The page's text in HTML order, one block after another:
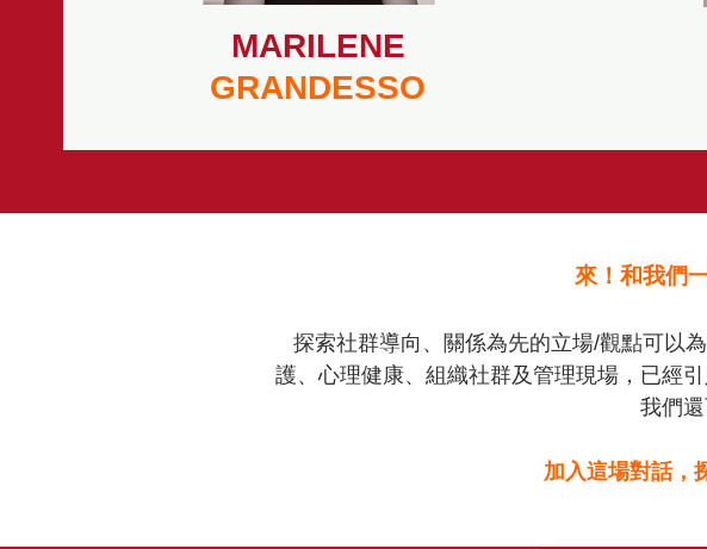
MARILENE
GRANDESSO
來！和我們
探索社群導向、關係為先的立場/觀點可以
護、心理健康、組織社群及管理現場，已經
我們
加入這場對話，